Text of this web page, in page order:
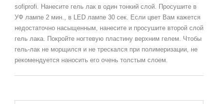
sofiprofi. Нанесите гель лак в один тонкий слой. Просушите в
УФ лампе 2 мин., в LED лампе 30 сек. Если цвет Вам кажется
недостаточно насыщенным, нанесите и просушите второй слой
гель лака. Покройте ногтевую пластину верхним гелем. Чтобы
гель-лак не морщился и не трескался при полимеризации, не
рекомендуется наносить его очень толстым слоем.